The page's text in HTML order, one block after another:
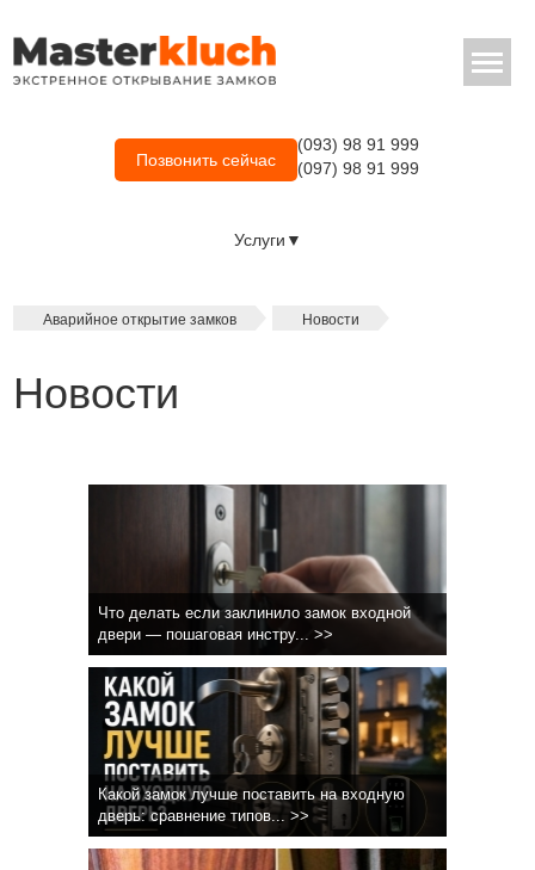
(093) 98 91 999
(097) 98 91 999
Позвонить сейчас
Услуги▼
Аварийное открытие замков Новости
Новости
Что делать если заклинило замок входной
двери — пошаговая инстру... >>
Какой замок лучше поставить на входную
дверь: сравнение типов... >>